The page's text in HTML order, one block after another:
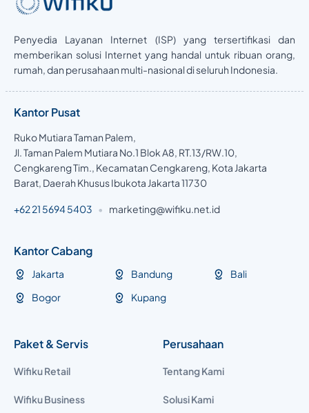
Penyedia Layanan Internet (ISP) yang tersertifikasi dan
memberikan solusi Internet yang handal untuk ribuan orang,
rumah, dan perusahaan multi-nasional di seluruh Indonesia.
Kantor Pusat
Ruko Mutiara Taman Palem,
Jl. Taman Palem Mutiara No.1 Blok A8, RT.13/RW.10,
Cengkareng Tim., Kecamatan Cengkareng, Kota Jakarta
Barat, Daerah Khusus Ibukota Jakarta 11730
+62 21 5694 5403 • marketing@wifiku.net.id
Kantor Cabang
Jakarta
Bogor
Bandung
Kupang
Bali
Paket & Servis
Wifiku Retail
Wifiku Business
Perusahaan
Tentang Kami
Solusi Kami